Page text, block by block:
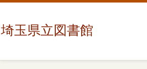
埼玉県立図書館